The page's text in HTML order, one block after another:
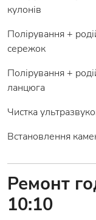
кулонів
Полірування +
сережок
Полірування +
ланцюга
Чистка
Встановлення
Ремонт
10:10